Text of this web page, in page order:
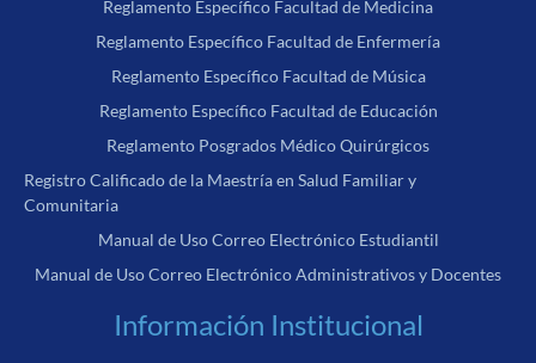
Reglamento Específico Facultad de Medicina
Reglamento Específico Facultad de Enfermería
Reglamento Específico Facultad de Música
Reglamento Específico Facultad de Educación
Reglamento Posgrados Médico Quirúrgicos
Registro Calificado de la Maestría en Salud Familiar y
Comunitaria
Manual de Uso Correo Electrónico Estudiantil
Manual de Uso Correo Electrónico Administrativos y Docentes
Información Institucional